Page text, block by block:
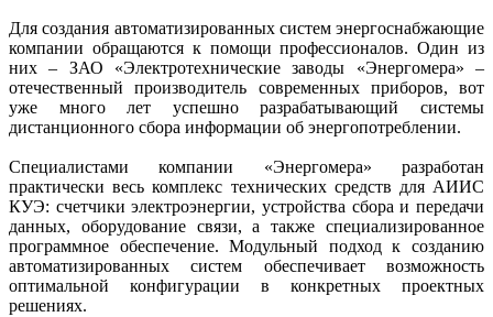
Для создания автоматизированных систем энергоснабжающие
компании обращаются к помощи профессионалов. Один из
них – ЗАО «Электротехнические заводы «Энергомера» –
отечественный производитель современных приборов, вот
уже много лет успешно разрабатывающий системы
дистанционного сбора информации об энергопотреблении.
Специалистами компании «Энергомера» разработан
практически весь комплекс технических средств для АИИС
КУЭ: счетчики электроэнергии, устройства сбора и передачи
данных, оборудование связи, а также специализированное
программное обеспечение. Модульный подход к созданию
автоматизированных систем обеспечивает возможность
оптимальной конфигурации в конкретных проектных
решениях.